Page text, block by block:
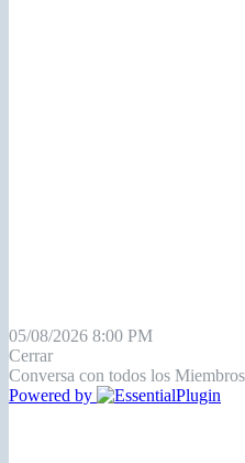
05/08/2026 8:00 PM
Cerrar
Conversa con todos los
Powered by